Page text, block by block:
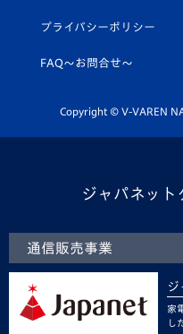
平和祈念活動
ホームタウン活動
スクール
公式LINE＠
プライバシーポリシー
FAQ〜お問合せ〜
Copyright © V-VAREN
ジャパネット
通信販売事業
ジ
家
し